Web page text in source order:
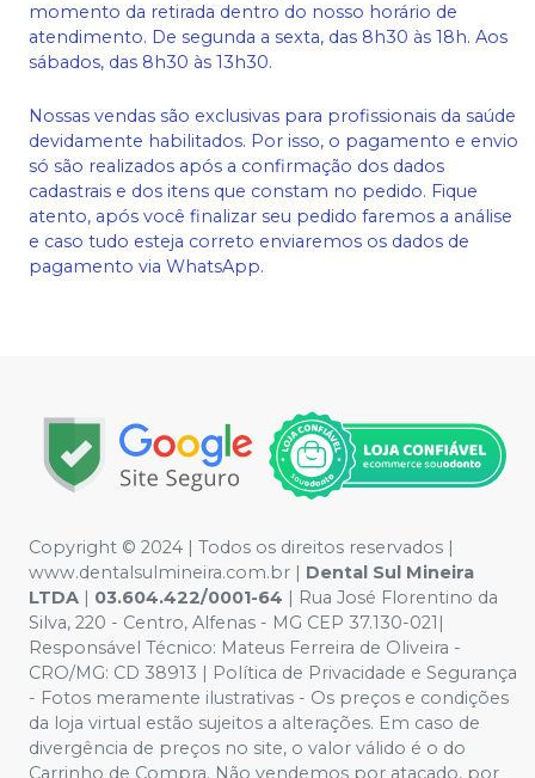
momento da retirada dentro do nosso horário de
atendimento. De segunda a sexta, das 8h30 às 18h. Aos
sábados, das 8h30 às 13h30.
Nossas vendas são exclusivas para profissionais da saúde
devidamente habilitados. Por isso, o pagamento e envio
só são realizados após a confirmação dos dados
cadastrais e dos itens que constam no pedido. Fique
atento, após você finalizar seu pedido faremos a análise
e caso tudo esteja correto enviaremos os dados de
pagamento via WhatsApp.
Copyright © 2024 | Todos os direitos reservados |
www.dentalsulmineira.com.br | Dental Sul Mineira
LTDA | 03.604.422/0001-64 | Rua José Florentino da
Silva, 220 - Centro, Alfenas - MG CEP 37.130-021|
Responsável Técnico: Mateus Ferreira de Oliveira -
CRO/MG: CD 38913 | Política de Privacidade e Segurança
- Fotos meramente ilustrativas - Os preços e condições
da loja virtual estão sujeitos a alterações. Em caso de
divergência de preços no site, o valor válido é o do
Carrinho de Compra. Não vendemos por atacado, por